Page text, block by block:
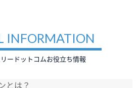
INFORMATION
ードットコムお役立ち情報
とは？